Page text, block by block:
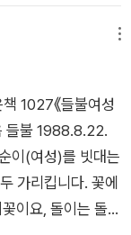
장감도 민망한 순
편적으로 보는 경
상인가요?‘남자
을 내려놓을 때
각에 지나치게 집
면 “‘오줌 멀리 갈
라 뭔가를 보여주기
도구, 즉 남성 간 서
성이 짊어지우는
도 추천~^^
지금 내 곁에 있
편으로 밀려나갈
목매면서 내 안
. 가는 인연도 오
에 생산적인 걸
시에 외로움에
른 우정을 이제는
정'의 말과 행동
1027《들불여성
들불 1988.8.22.
이(여성)를 빗대는
가리킵니다. 꽃에
이요, 돌이는 돌이